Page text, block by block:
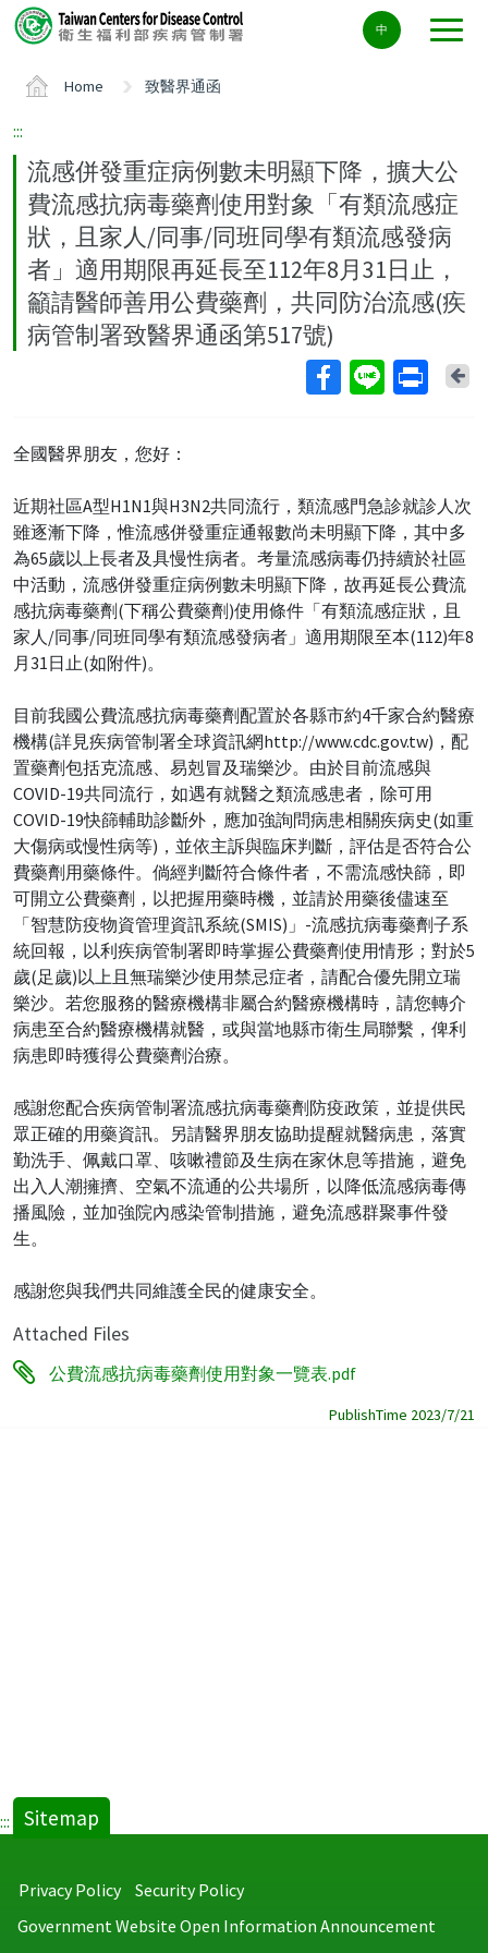
Center
block
中
Home 致醫界通函
:::
流感併發重症病例數未明顯下降，擴大公
費流感抗病毒藥劑使用對象「有類流感症
狀，且家人/同事/同班同學有類流感發病
者」適用期限再延長至112年8月31日止，
籲請醫師善用公費藥劑，共同防治流感(疾
病管制署致醫界通函第517號)
全國醫界朋友，您好：
近期社區A型H1N1與H3N2共同流行，類流感門急診就診人次
雖逐漸下降，惟流感併發重症通報數尚未明顯下降，其中多
為65歲以上長者及具慢性病者。考量流感病毒仍持續於社區
中活動，流感併發重症病例數未明顯下降，故再延長公費流
感抗病毒藥劑(下稱公費藥劑)使用條件「有類流感症狀，且
家人/同事/同班同學有類流感發病者」適用期限至本(112)年8
月31日止(如附件)。
目前我國公費流感抗病毒藥劑配置於各縣市約4千家合約醫療
機構(詳見疾病管制署全球資訊網http://www.cdc.gov.tw)，配
置藥劑包括克流感、易剋冒及瑞樂沙。由於目前流感與
COVID-19共同流行，如遇有就醫之類流感患者，除可用
COVID-19快篩輔助診斷外，應加強詢問病患相關疾病史(如重
大傷病或慢性病等)，並依主訴與臨床判斷，評估是否符合公
費藥劑用藥條件。倘經判斷符合條件者，不需流感快篩，即
可開立公費藥劑，以把握用藥時機，並請於用藥後儘速至
「智慧防疫物資管理資訊系統(SMIS)」-流感抗病毒藥劑子系
統回報，以利疾病管制署即時掌握公費藥劑使用情形；對於5
歲(足歲)以上且無瑞樂沙使用禁忌症者，請配合優先開立瑞
樂沙。若您服務的醫療機構非屬合約醫療機構時，請您轉介
病患至合約醫療機構就醫，或與當地縣市衛生局聯繫，俾利
病患即時獲得公費藥劑治療。
感謝您配合疾病管制署流感抗病毒藥劑防疫政策，並提供民
眾正確的用藥資訊。另請醫界朋友協助提醒就醫病患，落實
勤洗手、佩戴口罩、咳嗽禮節及生病在家休息等措施，避免
出入人潮擁擠、空氣不流通的公共場所，以降低流感病毒傳
播風險，並加強院內感染管制措施，避免流感群聚事件發
生。
感謝您與我們共同維護全民的健康安全。
Attached Files
公費流感抗病毒藥劑使用對象一覽表.pdf
PublishTime 2023/7/21
::: Sitemap
Privacy Policy
Security Policy
Government Website Open Information Announcement